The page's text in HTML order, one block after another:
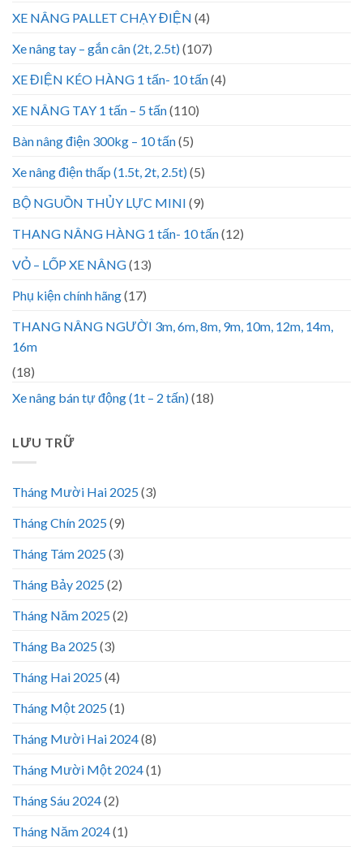
XE NÂNG PALLET CHẠY ĐIỆN (4)
Xe nâng tay – gắn cân (2t, 2.5t)(107)
XE ĐIỆN KÉO HÀNG 1 tấn- 10 tấn(4)
XE NÂNG TAY 1 tấn – 5 tấn(110)
Bàn nâng điện 300kg – 10 tấn(5)
Xe nâng điện thấp (1.5t, 2t, 2.5t)(5)
BỘ NGUỒN THỦY LỰC MINI (9)
THANG NÂNG HÀNG 1 tấn- 10 tấn(12)
VỎ – LỐP XE NÂNG(13)
Phụ kiện chính hãng(17)
THANG NÂNG NGƯỜI 3m, 6m, 8m, 9m, 10m, 12m, 14m,
16m
(18)
Xe nâng bán tự động (1t – 2 tấn)(18)
LƯU TRỮ
Tháng Mười Hai 2025(3)
Tháng Chín 2025(9)
Tháng Tám 2025(3)
Tháng Bảy 2025(2)
Tháng Năm 2025(2)
Tháng Ba 2025(3)
Tháng Hai 2025(4)
Tháng Một 2025(1)
Tháng Mười Hai 2024(8)
Tháng Mười Một 2024(1)
Tháng Sáu 2024(2)
Tháng Năm 2024(1)